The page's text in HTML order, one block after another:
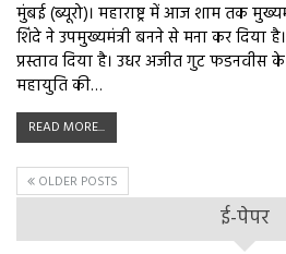
मुंबई (ब्यूरो)। महाराष्ट्र में आज शाम तक
शिंदे ने उपमुख्यमंत्री बनने से मना कर दिया
प्रस्ताव दिया है। उधर अजीत गुट फडनवीस के
महायुति की…
READ MORE...
OLDER POSTS
ई-पेपर